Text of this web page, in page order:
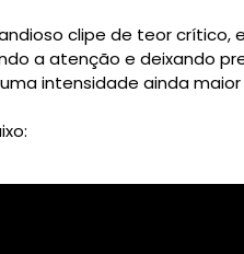
clipe de teor crítico,
a atenção e deixando
intensidade ainda